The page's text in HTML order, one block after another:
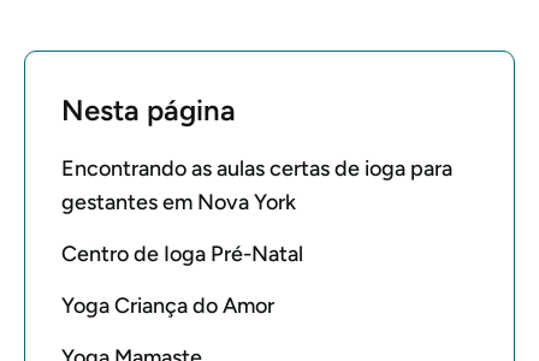
Nesta página
Encontrando as aulas certas de ioga para
gestantes em Nova York
Centro de Ioga Pré-Natal
Yoga Criança do Amor